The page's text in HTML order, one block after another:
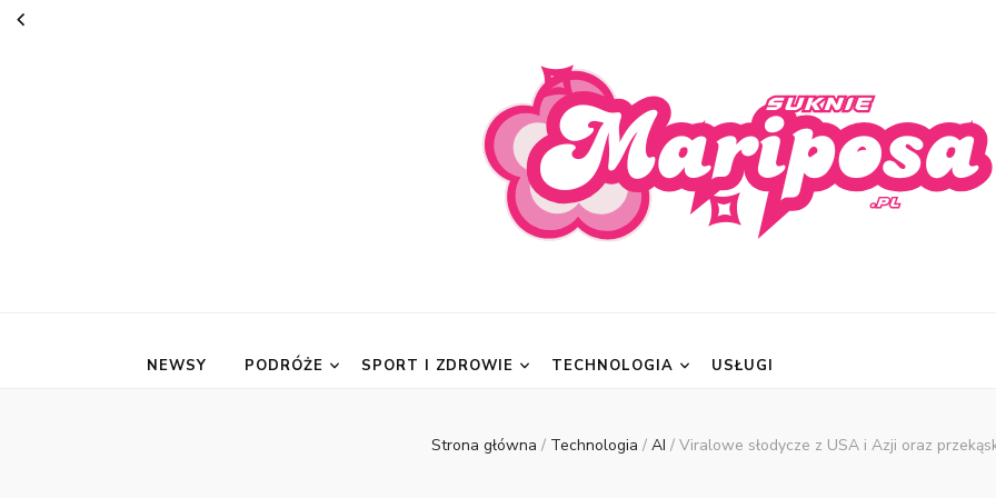
NEWSY PODRÓŻE SPORT I ZDROWIE TECHNOLOGIA USŁUGI
Strona główna / Technologia / AI / Viralowe słodycze z USA i Azji oraz